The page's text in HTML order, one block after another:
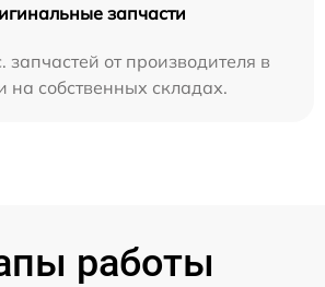
запчасти
запчастей от производителя в
на собственных складах.
работы